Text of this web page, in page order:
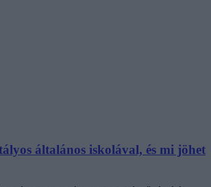
általános iskolával, és mi jöhet